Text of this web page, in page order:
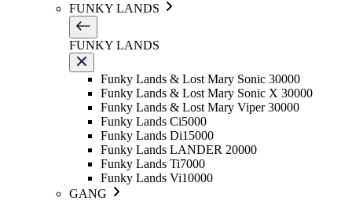
FUNKY LANDS
FUNKY LANDS
Funky Lands & Lost Mary Sonic 30000
Funky Lands & Lost Mary Sonic X 30000
Funky Lands & Lost Mary Viper 30000
Funky Lands Ci5000
Funky Lands Di15000
Funky Lands LANDER 20000
Funky Lands Ti7000
Funky Lands Vi10000
GANG